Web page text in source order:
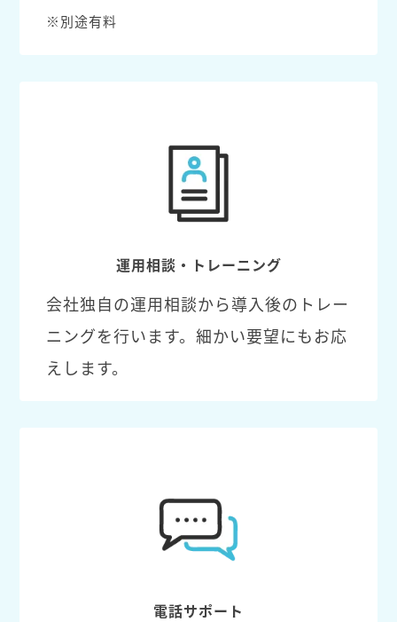
※別途有料
運用相談・トレーニング
会社独自の運用相談から導入後のトレー
ニングを行います。細かい要望にもお応
えします。
電話サポート